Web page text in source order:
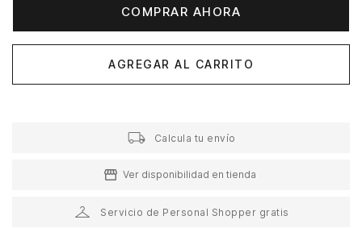
COMPRAR AHORA
AGREGAR AL CARRITO
Calcula tu envío
Ver disponibilidad en tienda
Servicio de Personal Shopper gratis